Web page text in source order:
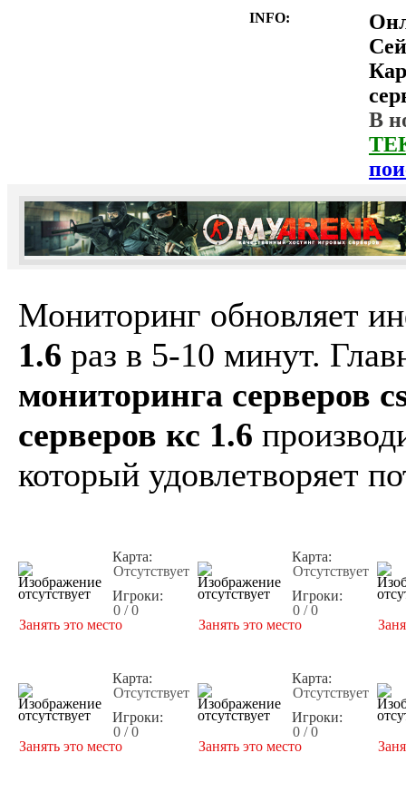
INFO:
В
Мониторинг обновляет
1.6 раз в 5-10 минут.
мониторинга серверов
серверов кс 1.6
который удовлетворяет
Карта:
Отсутствует
Игроки:
0 / 0
Занять это место
Карта:
Отсутствует
Игроки:
0 / 0
Занять это место
Карта:
Отсутствует
Игроки:
0 / 0
Занять это место
Карта:
Отсутствует
Игроки:
0 / 0
Занять это место